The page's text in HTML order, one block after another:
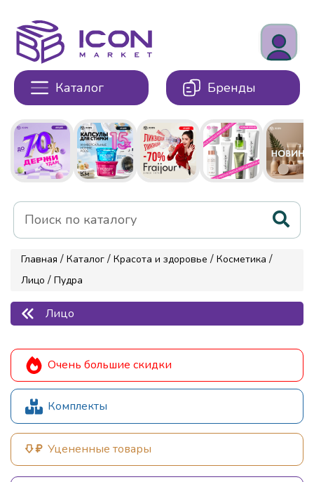
Каталог Бренды
Главная / Каталог / Красота и здоровье / Косметика /
Лицо / Пудра
Лицо
Очень большие скидки
Комплекты
Уцененные товары